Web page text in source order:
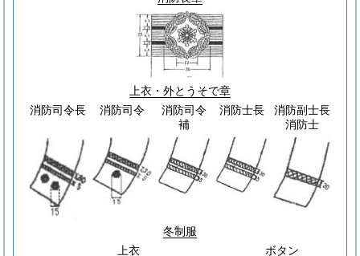
上衣・外とうそで章
消防司令長
消防司令
消防司令
補
消防士長
消防副士長
消防士
冬制服
上衣
ボタン